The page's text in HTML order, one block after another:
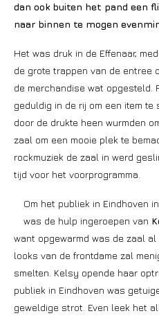
dan ook buiten het pand een
naar binnen te mogen
Het was druk in de Effenaar,
de grote trappen van de entree
de merchandise wat opgesteld.
geduldig in de rij om een item
door de drukte heen wurmden
zaal om een mooie plek te
rockmuziek de zaal in werd
tijd voor het voorprogramma.
Om het publiek in Eindhoven
was de hulp ingeroepen van
want opgewarmd was de zaal
looks van de frontdame zal
smelten. Kelsy opende haar
publiek in Eindhoven was
geweldige strot. Even leek het